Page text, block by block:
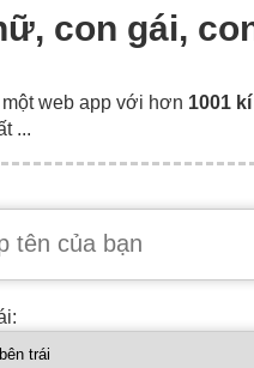
con gái,
một web app với hơn 1001
...